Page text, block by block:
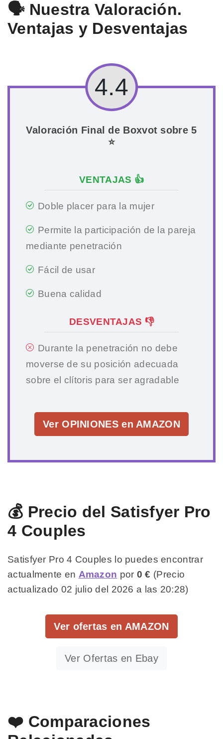
🗣️ Nuestra Valoración.
Ventajas y Desventajas
4.4
Valoración Final de Boxvot sobre 5
⭐
VENTAJAS 👍
Doble placer para la mujer
Permite la participación de la pareja
mediante penetración
Fácil de usar
Buena calidad
DESVENTAJAS 👎
Durante la penetración no debe
moverse de su posición adecuada
sobre el clítoris para ser agradable
Ver OPINIONES en AMAZON
💰 Precio del Satisfyer Pro
4 Couples
Satisfyer Pro 4 Couples lo puedes encontrar
actualmente en Amazon por 0 € (Precio
actualizado 02 julio del 2026 a las 20:28)
Ver ofertas en AMAZON
Ver Ofertas en Ebay
❤️ Comparaciones